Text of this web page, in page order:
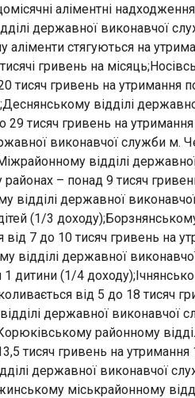
аліментні
державної виконавчої
стягуються на
гривень на
тисяч гривень на утримання
відділі
29 тисяч гривень на
виконавчої служби м.
відділі
– понад 9 тисяч
відділі державної
(1/3
7 до 10 тисяч гривень на
відділі державної
дитини (1/4
від 5 до 18 тисяч
державної виконавчої
районному
тисяч гривень на утримання
державної виконавчої
міськрайонному